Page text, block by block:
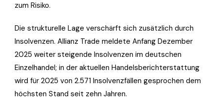
zum Risiko.
Die strukturelle Lage verschärft sich zusätzlich durch
Insolvenzen. Allianz Trade meldete Anfang Dezember
2025 weiter steigende Insolvenzen im deutschen
Einzelhandel; in der aktuellen Handelsberichterstattung
wird für 2025 von 2.571 Insolvenzfällen gesprochen dem
höchsten Stand seit zehn Jahren.